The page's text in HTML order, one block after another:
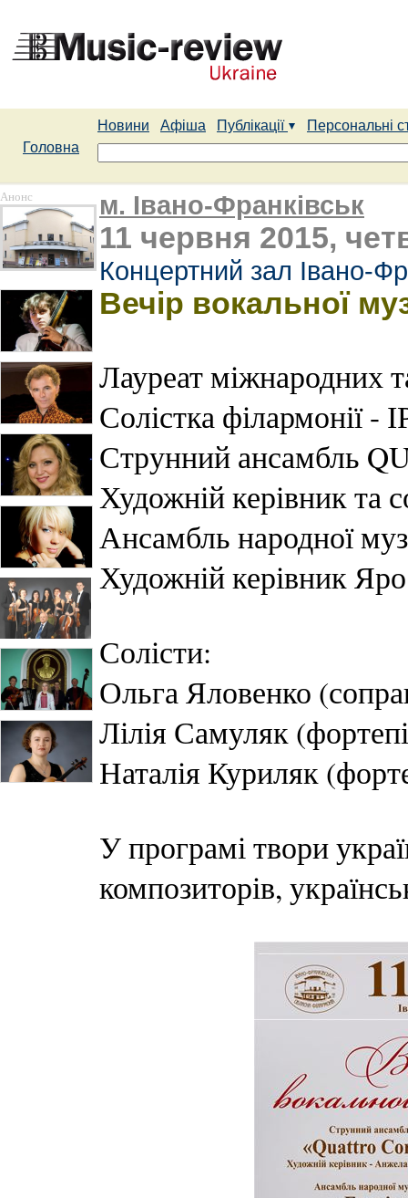
Новини Афіша Публікації
Персональні
Головна
Анонс м. Івано-Франківськ
11 червня 2015,
Концертний зал Івано-
Вечір вокальної
Лауреат міжнародних
Солістка
Струнний ансамбль
Художній керівник та
Ансамбль народної
Художній керівник
Солісти:
Ольга Яловенко
Лілія Самуляк
Наталія Куриляк
У програмі твори
композиторів,